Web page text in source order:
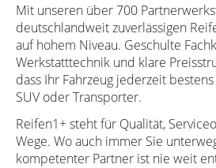
Mit unseren über 700
deutschlandweit zuverlässigen
auf hohem Niveau. Geschulte
Werkstatttechnik und klare
dass Ihr Fahrzeug jederzeit
SUV oder Transporter.
Reifen1+ steht für Qualität,
Wege. Wo auch immer Sie
kompetenter Partner ist nie weit